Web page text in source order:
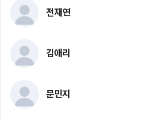
전재연
김애리
문민지